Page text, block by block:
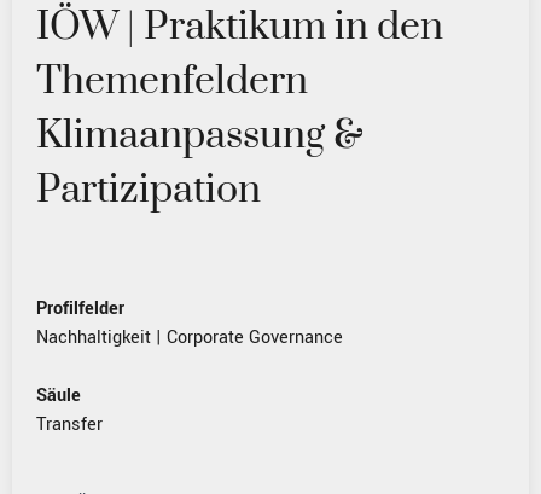
IÖW | Praktikum in den
Themenfeldern
Klimaanpassung &
Partizipation
Profilfelder
Nachhaltigkeit | Corporate Governance
Säule
Transfer